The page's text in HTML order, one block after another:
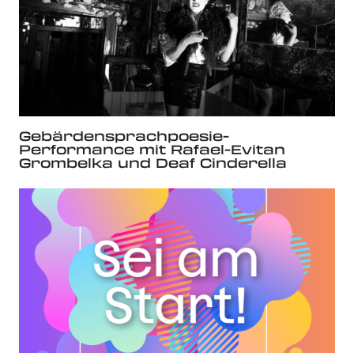
Gebärdensprachpoesie-
Performance mit Rafael-Evitan
Grombelka und Deaf Cinderella